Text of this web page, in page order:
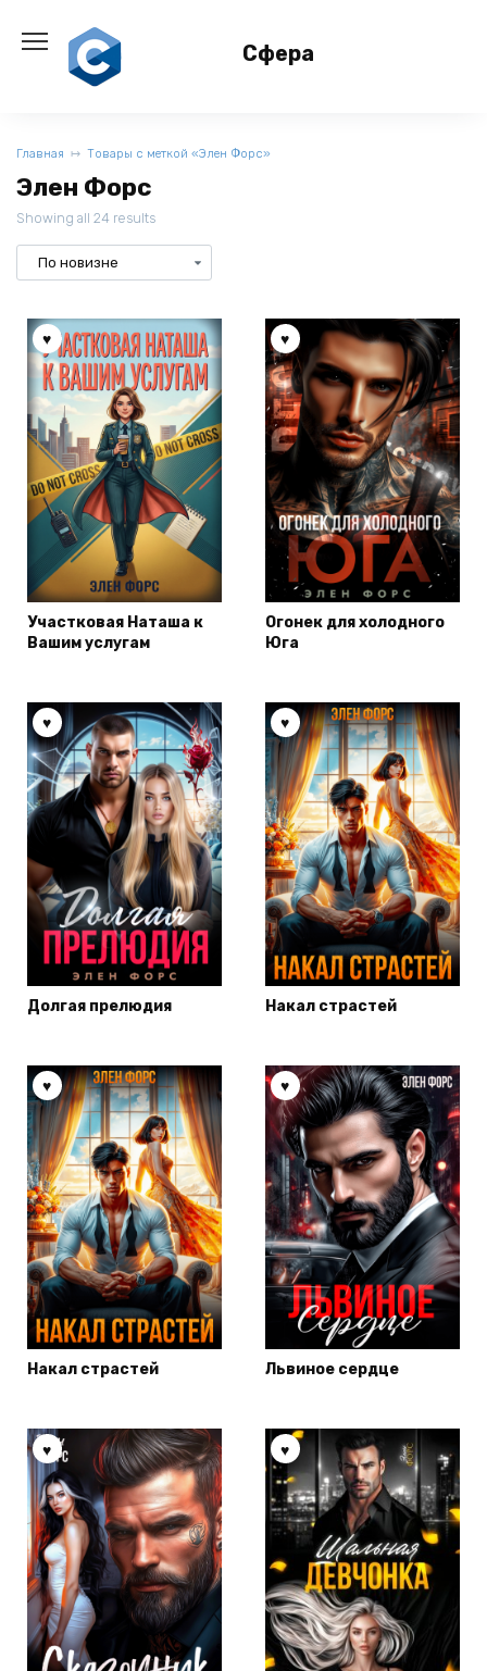
содержанию
Сфера
Главная Товары с меткой «Элен Форс»
Элен Форс
Showing all 24 results
Участковая Наташа к
Вашим услугам
Огонек для холодного
Юга
Долгая прелюдия Накал страстей
Накал страстей Львиное сердце